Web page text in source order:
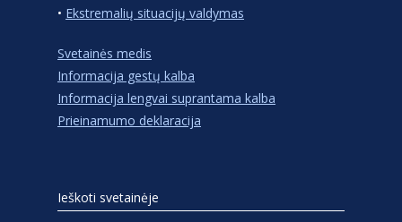
• Ekstremalių situacijų valdymas
Svetainės medis
Informacija gestų kalba
Informacija lengvai suprantama kalba
Prieinamumo deklaracija
Ieškoti svetainėje